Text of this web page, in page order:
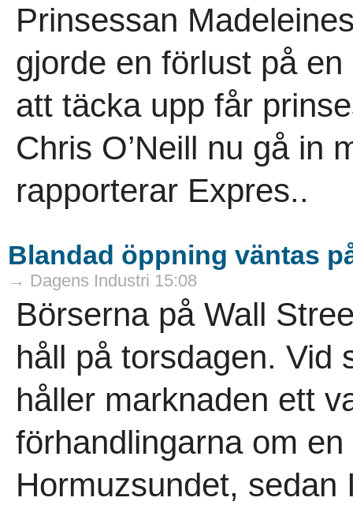
Prinsessan
gjorde en förlust på
att täcka upp får
Chris O’Neill nu gå in
rapporterar Expres..
Blandad öppning väntas
→ Dagens Industri 15:08
Börserna på Wall
håll på torsdagen. Vid
håller marknaden ett
förhandlingarna om
Hormuzsundet, sedan